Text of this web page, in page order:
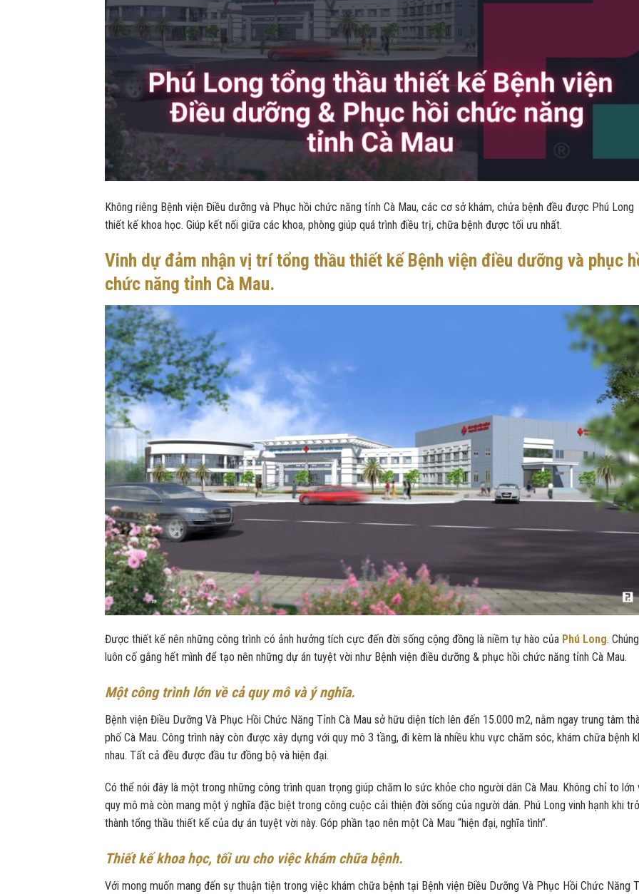
Không riêng Bệnh viện Điều dưỡng và Phục hồi chức năng tỉnh Cà Mau, các cơ sở khám, chửa bệnh đều được Phú Long
thiết kế khoa học. Giúp kết nối giữa các khoa, phòng giúp quá trình điều trị, chữa bệnh được tối ưu nhất.
Vinh dự đảm nhận vị trí tổng thầu thiết kế Bệnh viện điều dưỡng và phục
chức năng tỉnh Cà Mau.
Được thiết kế nên những công trình có ảnh hưởng tích cực đến đời sống cộng đồng là niềm tự hào của Phú Long.
luôn cố gắng hết mình để tạo nên những dự án tuyệt vời như Bệnh viện điều dưỡng & phục hồi chức năng tỉnh Cà Mau.
Một công trình lớn về cả quy mô và ý nghĩa.
Bệnh viện Điều Dưỡng Và Phục Hồi Chức Năng Tỉnh Cà Mau sở hữu diện tích lên đến 15.000 m2, nằm ngay trung tâm
phố Cà Mau. Công trình này còn được xây dựng với quy mô 3 tầng, đi kèm là nhiều khu vực chăm sóc, khám chữa bệnh
nhau. Tất cả đều được đầu tư đồng bộ và hiện đại.
Có thể nói đây là một trong những công trình quan trọng giúp chăm lo sức khỏe cho người dân Cà Mau. Không chỉ to lớn
quy mô mà còn mang một ý nghĩa đặc biệt trong công cuộc cải thiện đời sống của người dân. Phú Long vinh hạnh khi trở
thành tổng thầu thiết kế của dự án tuyệt vời này. Góp phần tạo nên một Cà Mau “hiện đại, nghĩa tình”.
Thiết kế khoa học, tối ưu cho việc khám chữa bệnh.
Với mong muốn mang đến sự thuận tiện trong việc khám chữa bệnh tại Bệnh viện Điều Dưỡng Và Phục Hồi Chức Năng